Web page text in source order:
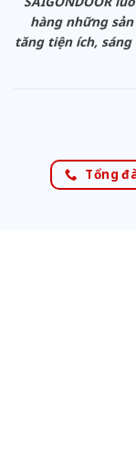
hàng những
tăng tiện ích,
Tổng